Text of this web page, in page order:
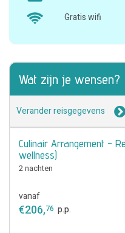
Gratis wifi
Wat zijn je wensen?
Verander reisgegevens
Culinair Arrangement -
wellness)
2 nachten
vanaf
€206,76 p.p.